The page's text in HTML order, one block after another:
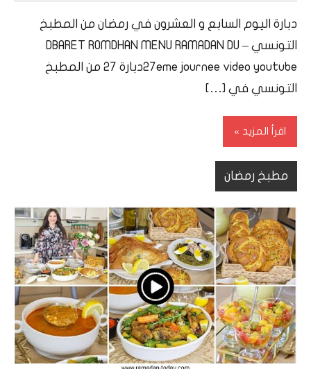
دبارة اليوم السابع و العشرون في رمضان من المطبخ
التونسي – DBARET ROMDHAN MENU RAMADAN DU
27eme journee video youtubeدبارة 27 من المطبخ
التونسي في […]
اقرأ المزيد
مطبخ رمضان